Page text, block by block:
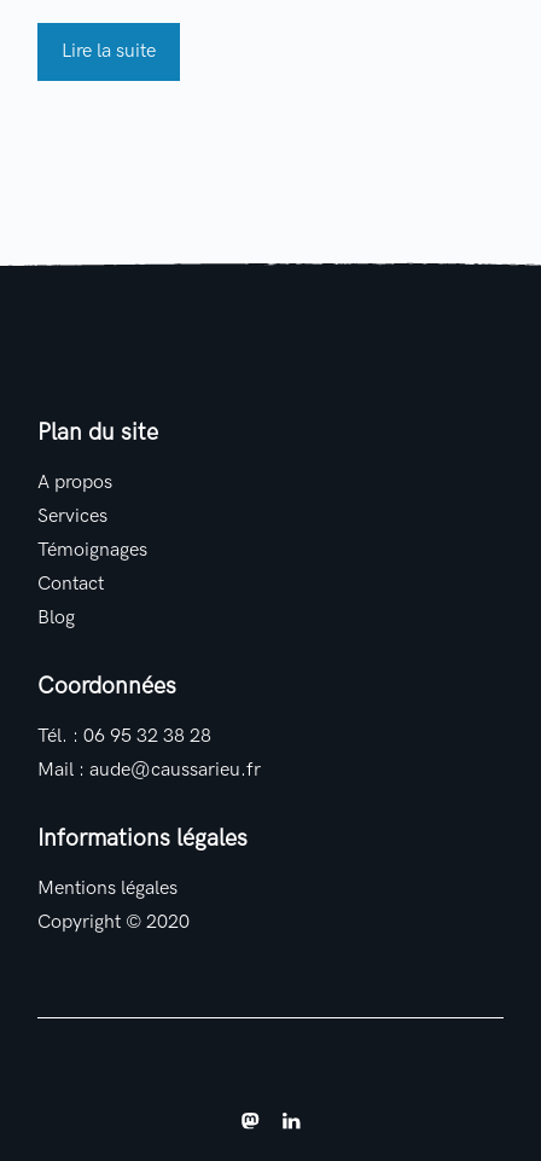
Lire la suite
Plan du site
A propos
Services
Témoignages
Contact
Blog
Coordonnées
Tél. :06 95 32 38 28
Mail :aude@caussarieu.fr
Informations légales
Mentions légales
Copyright © 2020